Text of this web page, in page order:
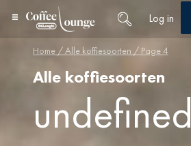
Log in
Home /Alle koffiesoorten / Page 4
Alle koffiesoorten
Alle koffiesoorten
undefined